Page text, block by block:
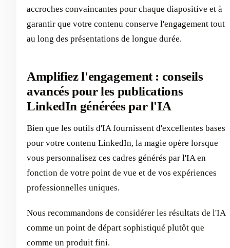
accroches convaincantes pour chaque diapositive et à
garantir que votre contenu conserve l'engagement tout
au long des présentations de longue durée.
Amplifiez l'engagement : conseils
avancés pour les publications
LinkedIn générées par l'IA
Bien que les outils d'IA fournissent d'excellentes bases
pour votre contenu LinkedIn, la magie opère lorsque
vous personnalisez ces cadres générés par l'IA en
fonction de votre point de vue et de vos expériences
professionnelles uniques.
Nous recommandons de considérer les résultats de l'IA
comme un point de départ sophistiqué plutôt que
comme un produit fini.